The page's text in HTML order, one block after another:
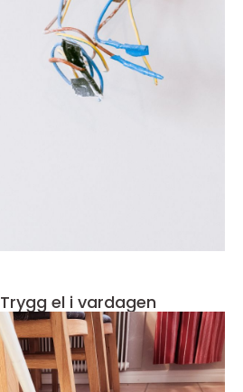
el i vardagen